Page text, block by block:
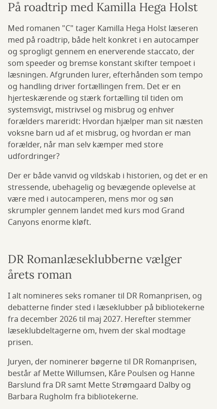
På roadtrip med Kamilla Hega Holst
Med romanen "C" tager Kamilla Hega Holst læseren
med på roadtrip, både helt konkret i en autocamper
og sprogligt gennem en enerverende staccato, der
som speeder og bremse konstant skifter tempoet i
læsningen. Afgrunden lurer, efterhånden som tempo
og handling driver fortællingen frem. Det er en
hjerteskærende og stærk fortælling til tiden om
systemsvigt, mistrivsel og misbrug og enhver
forælders mareridt: Hvordan hjælper man sit næsten
voksne barn ud af et misbrug, og hvordan er man
forælder, når man selv kæmper med store
udfordringer?
Der er både vanvid og vildskab i historien, og det er en
stressende, ubehagelig og bevægende oplevelse at
være med i autocamperen, mens mor og søn
skrumpler gennem landet med kurs mod Grand
Canyons enorme kløft.
DR Romanlæseklubberne vælger
årets roman
I alt nomineres seks romaner til DR Romanprisen, og
debatterne finder sted i læseklubber på bibliotekerne
fra december 2026 til maj 2027. Herefter stemmer
læseklubdeltagerne om, hvem der skal modtage
prisen.
Juryen, der nominerer bøgerne til DR Romanprisen,
består af Mette Willumsen, Kåre Poulsen og Hanne
Barslund fra DR samt Mette Strømgaard Dalby og
Barbara Rugholm fra bibliotekerne.